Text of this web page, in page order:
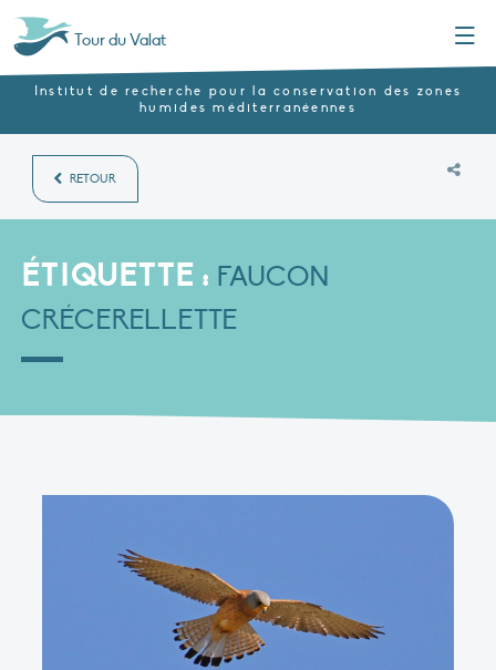
Tour du Valat
Institut de recherche pour la conservation des zones
humides méditerranéennes
RETOUR
ÉTIQUETTE : FAUCON
CRÉCERELLETTE